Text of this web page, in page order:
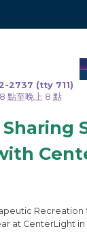
2737 (tty 711)
點至晚上 8 點
Recreation
at CenterLight in